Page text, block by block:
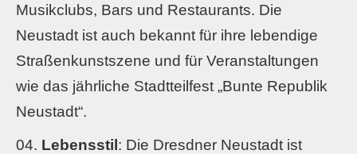
Musikclubs, Bars und Restaurants. Die
Neustadt ist auch bekannt für ihre lebendige
Straßenkunstszene und für Veranstaltungen
wie das jährliche Stadtteilfest „Bunte Republik
Neustadt“.
Lebensstil: Die Dresdner Neustadt ist